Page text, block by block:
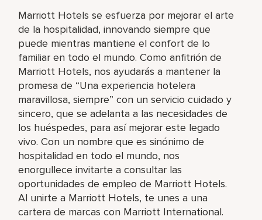
Marriott Hotels se esfuerza por mejorar el arte
de la hospitalidad, innovando siempre que
puede mientras mantiene el confort de lo
familiar en todo el mundo. Como anfitrión de
Marriott Hotels, nos ayudarás a mantener la
promesa de “Una experiencia hotelera
maravillosa, siempre” con un servicio cuidado y
sincero, que se adelanta a las necesidades de
los huéspedes, para así mejorar este legado
vivo. Con un nombre que es sinónimo de
hospitalidad en todo el mundo, nos
enorgullece invitarte a consultar las
oportunidades de empleo de Marriott Hotels.
Al unirte a Marriott Hotels, te unes a una
cartera de marcas con Marriott International.